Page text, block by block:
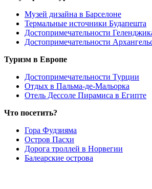
Музей дизайна в Барселоне
Термальные источники Будапешта
Достопримечательности
Достопримечательности
Туризм в Европе
Достопримечательности Турции
Отдых в Пальма-де-Мальорка
Отель Дессоле Пирамиса в Египте
Что посетить?
Гора Фудзияма
Остров Пасхи
Дорога троллей в Норвегии
Балеарские острова